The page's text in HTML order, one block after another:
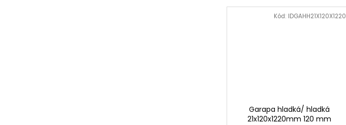
Garapa hladká/ hladká
21x120x1220mm 120 mm
Kód: IDGAHH21X120X1220